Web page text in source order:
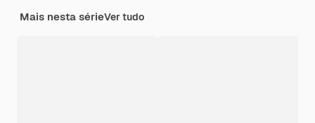
Mais nesta sérieVer tudo